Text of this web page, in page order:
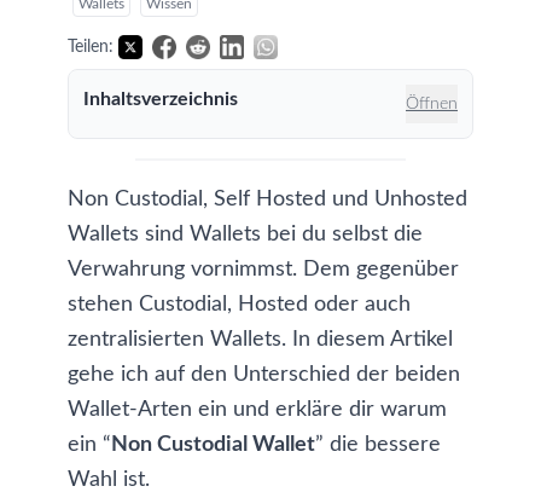
Wallets Wissen
Teilen:
Inhaltsverzeichnis Öffnen
Non Custodial, Self Hosted und Unhosted
Wallets sind Wallets bei du selbst die
Verwahrung vornimmst. Dem gegenüber
stehen Custodial, Hosted oder auch
zentralisierten Wallets. In diesem Artikel
gehe ich auf den Unterschied der beiden
Wallet-Arten ein und erkläre dir warum
ein “ Non Custodial Wallet” die bessere
Wahl ist.